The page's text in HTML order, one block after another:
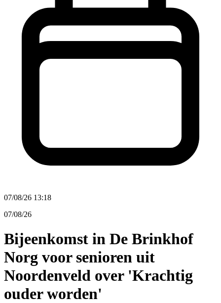
07/08/26 13:18
07/08/26
Bijeenkomst in De Brinkhof
Norg voor senioren uit
Noordenveld over 'Krachtig
ouder worden'